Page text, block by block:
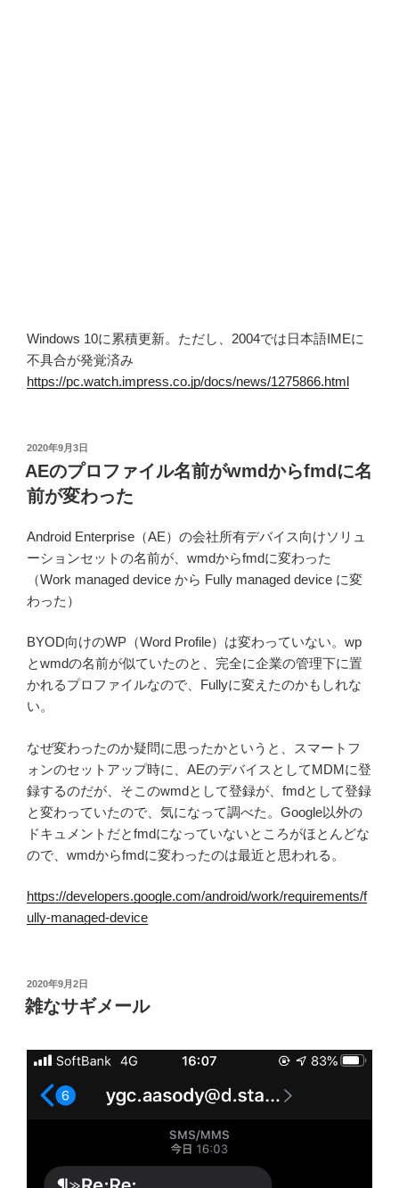
Windows 10に累積更新。ただし、2004では日本語IMEに
不具合が発覚済み
https://pc.watch.impress.co.jp/docs/news/1275866.html
投
稿
日:
2020年9月3日
AEのプロファイル名前がwmdからfmdに名
前が変わった
Android Enterprise（AE）の会社所有デバイス向けソリュ
ーションセットの名前が、wmdからfmdに変わった
（Work managed device から Fully managed device に変
わった）
BYOD向けのWP（Word Profile）は変わっていない。wp
とwmdの名前が似ていたのと、完全に企業の管理下に置
かれるプロファイルなので、Fullyに変えたのかもしれな
い。
なぜ変わったのか疑問に思ったかというと、スマートフ
ォンのセットアップ時に、AEのデバイスとしてMDMに登
録するのだが、そこのwmdとして登録が、fmdとして登録
と変わっていたので、気になって調べた。Google以外の
ドキュメントだとfmdになっていないところがほとんどな
ので、wmdからfmdに変わったのは最近と思われる。
https://developers.google.com/android/work/requirements/f
ully-managed-device
投
稿
日:
2020年9月2日
雑なサギメール